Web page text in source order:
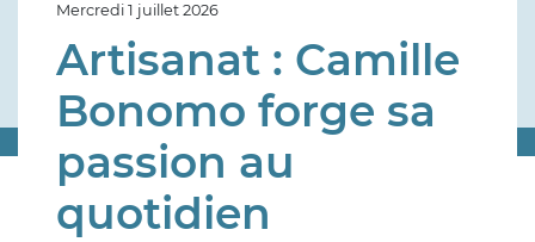
Mercredi 1 juillet 2026
Artisanat : Camille
Bonomo forge sa
passion au
quotidien